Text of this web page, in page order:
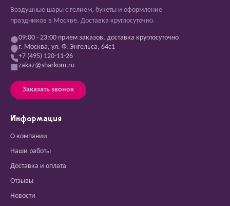
Воздушные шары с гелием, букеты и оформление
праздников в Москве. Доставка круглосуточно.
09:00 - 23:00 прием заказов, доставка круглосуточно
г. Москва, ул. Ф. Энгельса, 64с1
+7 (495) 120-11-26
zakaz@sharkom.ru
Заказать звонок
Информация
О компании
Наши работы
Доставка и оплата
Отзывы
Новости